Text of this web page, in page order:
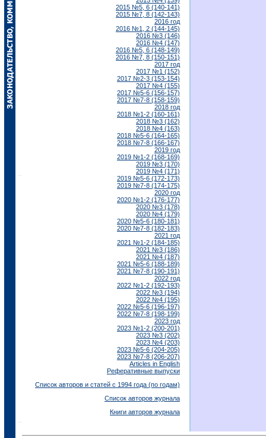
2015 №5, 6 (140-141)
2015 №7, 8 (142-143)
2016 год
2016 №1, 2 (144-145)
2016 №3 (146)
2016 №4 (147)
2016 №5, 6 (148-149)
2016 №7, 8 (150-151)
2017 год
2017 №1 (152)
2017 №2-3 (153-154)
2017 №4 (155)
2017 №5-6 (156-157)
2017 №7-8 (158-159)
2018 год
2018 №1-2 (160-161)
2018 №3 (162)
2018 №4 (163)
2018 №5-6 (164-165)
2018 №7-8 (166-167)
2019 год
2019 №1-2 (168-169)
2019 №3 (170)
2019 №4 (171)
2019 №5-6 (172-173)
2019 №7-8 (174-175)
2020 год
2020 №1-2 (176-177)
2020 №3 (178)
2020 №4 (179)
2020 №5-6 (180-181)
2020 №7-8 (182-183)
2021 год
2021 №1-2 (184-185)
2021 №3 (186)
2021 №4 (187)
2021 №5-6 (188-189)
2021 №7-8 (190-191)
2022 год
2022 №1-2 (192-193)
2022 №3 (194)
2022 №4 (195)
2022 №5-6 (196-197)
2022 №7-8 (198-199)
2023 год
2023 №1-2 (200-201)
2023 №3 (202)
2023 №4 (203)
2023 №5-6 (204-205)
2023 №7-8 (206-207)
Articles in English
Реферативные выпуски
Список авторов и статей с 1994 года (по годам)
Список авторов журнала
Книги авторов журнала